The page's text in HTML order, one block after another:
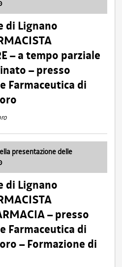
di Lignano
– a tempo parziale
– presso
Farmaceutica di
presentazione delle
di Lignano
– presso
Farmaceutica di
– Formazione di